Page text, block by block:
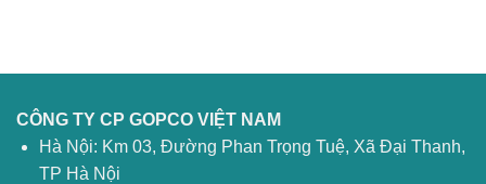
CÔNG TY CP GOPCO VIỆT NAM
Hà Nội: Km 03, Đường Phan Trọng Tuệ, Xã Đại Thanh,
TP Hà Nội